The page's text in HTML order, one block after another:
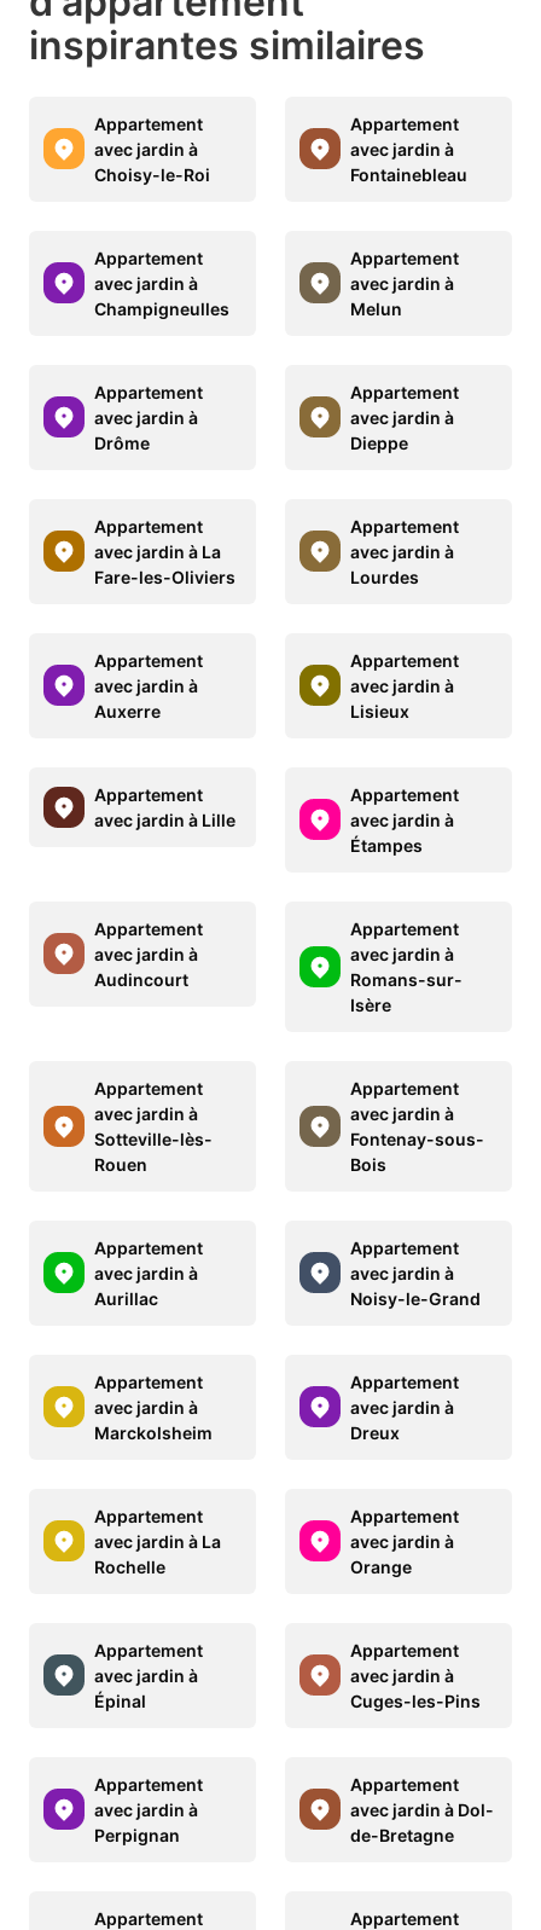
inspirantes similaires
Appartement
avec jardin à
Choisy-le-Roi
Appartement
avec jardin à
Fontainebleau
Appartement
avec jardin à
Champigneulles
Appartement
avec jardin à
Melun
Appartement
avec jardin à
Drôme
Appartement
avec jardin à
Dieppe
Appartement
avec jardin à La
Fare-les-Oliviers
Appartement
avec jardin à
Lourdes
Appartement
avec jardin à
Auxerre
Appartement
avec jardin à
Lisieux
Appartement
avec jardin à Lille
Appartement
avec jardin à
Étampes
Appartement
avec jardin à
Audincourt
Appartement
avec jardin à
Romans-sur-
Isère
Appartement
avec jardin à
Sotteville-lès-
Rouen
Appartement
avec jardin à
Fontenay-sous-
Bois
Appartement
avec jardin à
Aurillac
Appartement
avec jardin à
Noisy-le-Grand
Appartement
avec jardin à
Marckolsheim
Appartement
avec jardin à
Dreux
Appartement
avec jardin à La
Rochelle
Appartement
avec jardin à
Orange
Appartement
avec jardin à
Épinal
Appartement
avec jardin à
Cuges-les-Pins
Appartement
avec jardin à
Perpignan
Appartement
avec jardin à Dol-
de-Bretagne
Appartement
Appartement